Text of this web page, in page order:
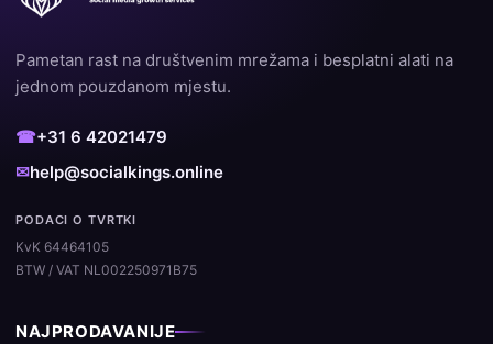
Pametan rast na društvenim mrežama i besplatni alati na
jednom pouzdanom mjestu.
☎+31 6 42021479
✉help@socialkings.online
PODACI O TVRTKI
KvK 64464105
BTW / VAT NL002250971B75
NAJPRODAVANIJE